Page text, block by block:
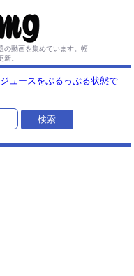
動画を集めています。 幅
。
ュースをぷるっぷる状態で